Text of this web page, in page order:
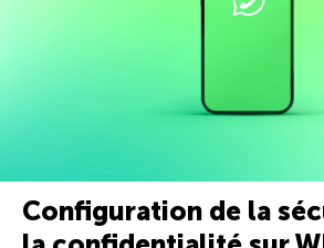
Configuration de la